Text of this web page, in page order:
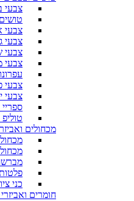
צבעי
טושים
צבעי
צבעי
צבעי
צבעי
צבעי
צבעי
טוליפ
מכחולים
כני
חומרים